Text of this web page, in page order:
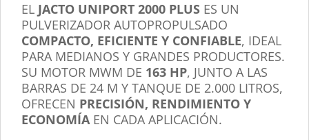
EL JACTO UNIPORT 2000 PLUS ES UN
PULVERIZADOR AUTOPROPULSADO
COMPACTO, EFICIENTE Y CONFIABLE, IDEAL
PARA MEDIANOS Y GRANDES PRODUCTORES.
SU MOTOR MWM DE 163 HP, JUNTO A LAS
BARRAS DE 24 M Y TANQUE DE 2.000 LITROS,
OFRECEN PRECISIÓN, RENDIMIENTO Y
ECONOMÍAEN CADA APLICACIÓN.